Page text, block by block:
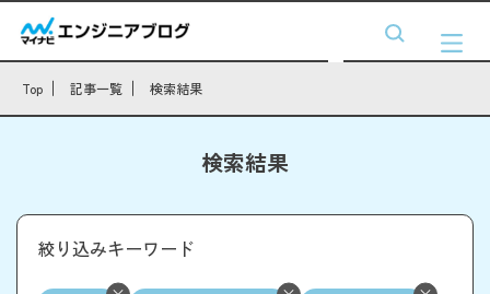
Top 記事一覧 検索結果
検索結果
絞り込みキーワード